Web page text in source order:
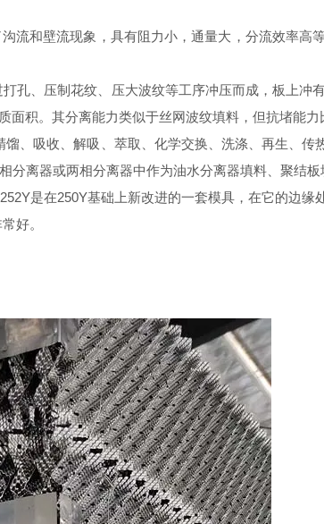
流和壁流现象，具有阻力小，通量大，分流效率
孔、压制花纹、压大波纹等工序冲压而成，板上
积。其分离能力类似于丝网波纹填料，但抗堵能力
、吸收、解吸、萃取、化学交换、洗涤、再生、
离器或两相分离器中作为油水分离器填料、聚结板
是在250Y基础上新改进的一套模具，在它的边
好。